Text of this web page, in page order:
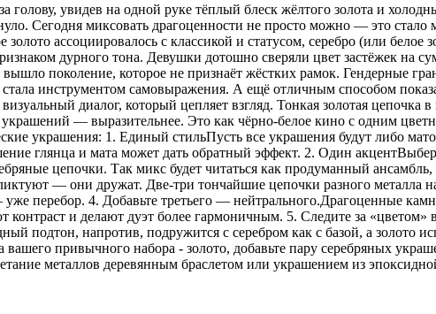
голову, увидев на одной руке тёплый блеск жёлтого золота и
Сегодня миксовать драгоценности не просто можно — это
золото ассоциировалось с классикой и статусом, серебро (или
дурного тона. Девушки дотошно сверяли цвет застёжек на
поколение, которое не признаёт жёстких рамок. Гендерные
инструментом самовыражения. А ещё отличным способом
диалог, который цепляет взгляд. Тонкая золотая цепочка
украшений — выразительнее. Это как чёрно-белое кино с одним
украшения: 1. Единый стильПусть все украшения будут либо
глянца и мата может дать обратный эффект. 2. Один
цепочки. Так микс будет читаться как продуманный
— они дружат. Две-три тончайшие цепочки разного металла
перебор. 4. Добавьте третьего — нейтрального.Драгоценные
и делают дуэт более гармоничным. 5. Следите за
подтон, напротив, подружится с серебром как с базой, а золото
привычного набора - золото, добавьте пару серебряных
металлов деревянным браслетом или украшением из